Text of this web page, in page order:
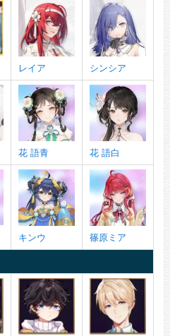
レイア シンシア
花 語青 花 語白
キンウ 篠原ミア